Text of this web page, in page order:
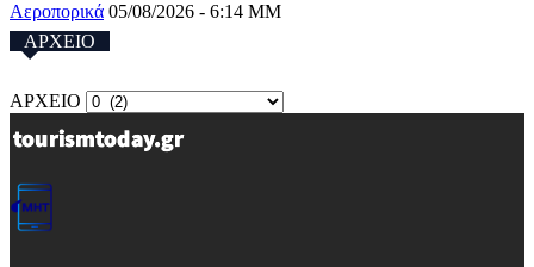
Αεροπορικά 05/08/2026 - 6:14 ΜΜ
ΑΡΧΕΙΟ
ΑΡΧΕΙΟ